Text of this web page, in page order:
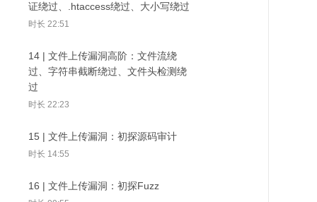
时长 05:21
写一个简单的Web App
时长 09:09
06 | Web框架的运作原理：用Django
时长 10:01
时长 07:42
证绕过、.htaccess绕过、大小写绕过
时长 22:51
14 | 文件上传漏洞高阶：文件流绕
过、字符串截断绕过、文件头检测绕
过
时长 22:23
15 | 文件上传漏洞：初探源码审计
时长 14:55
16 | 文件上传漏洞：初探Fuzz